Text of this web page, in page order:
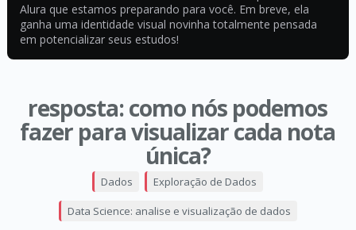
Alura que estamos preparando para você. Em breve, ela
ganha uma identidade visual novinha totalmente pensada
em potencializar seus estudos!
resposta: como nós podemos
fazer para visualizar cada nota
única?
Dados Exploração de Dados
Data Science: analise e visualização de dados